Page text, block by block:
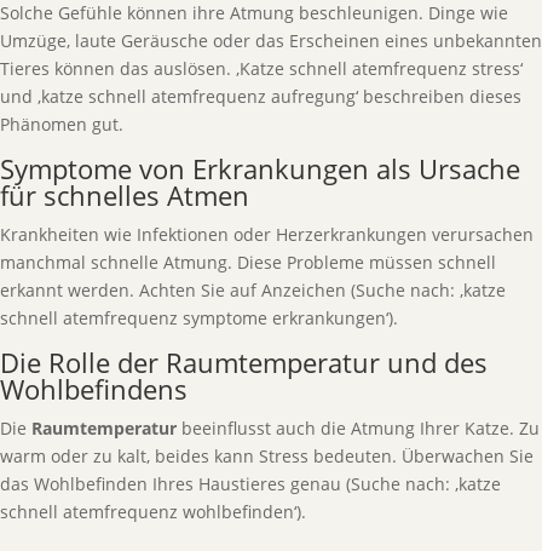
Solche Gefühle können ihre Atmung beschleunigen. Dinge wie
Umzüge, laute Geräusche oder das Erscheinen eines unbekannten
Tieres können das auslösen. ‚Katze schnell atemfrequenz stress‘
und ‚katze schnell atemfrequenz aufregung‘ beschreiben dieses
Phänomen gut.
Symptome von Erkrankungen als Ursache
für schnelles Atmen
Krankheiten wie Infektionen oder Herzerkrankungen verursachen
manchmal schnelle Atmung. Diese Probleme müssen schnell
erkannt werden. Achten Sie auf Anzeichen (Suche nach: ‚katze
schnell atemfrequenz symptome erkrankungen‘).
Die Rolle der Raumtemperatur und des
Wohlbefindens
Die Raumtemperatur beeinflusst auch die Atmung Ihrer Katze. Zu
warm oder zu kalt, beides kann Stress bedeuten. Überwachen Sie
das Wohlbefinden Ihres Haustieres genau (Suche nach: ‚katze
schnell atemfrequenz wohlbefinden‘).